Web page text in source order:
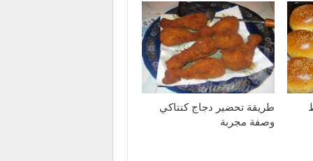
طريقة تحضير دجاج كنتاكي
وصفة مجربة